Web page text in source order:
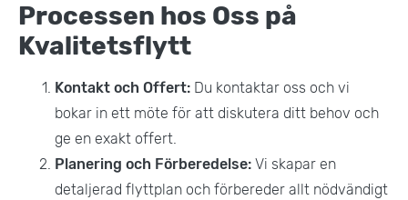
Processen hos Oss på
Kvalitetsflytt
Kontakt och Offert: Du kontaktar oss och vi
bokar in ett möte för att diskutera ditt behov och
ge en exakt offert.
Planering och Förberedelse: Vi skapar en
detaljerad flyttplan och förbereder allt nödvändigt